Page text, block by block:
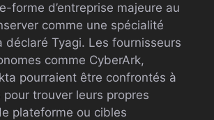
forme d’entreprise majeure au
comme une spécialité
déclaré Tyagi. Les fournisseurs
comme CyberArk,
pourraient être confrontés à
pour trouver leurs propres
plateforme ou cibles